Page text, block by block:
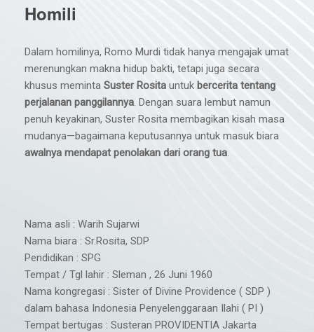
Homili
Dalam homilinya, Romo Murdi tidak hanya mengajak umat
merenungkan makna hidup bakti, tetapi juga secara
khusus meminta Suster Rosita untuk bercerita tentang
perjalanan panggilannya . Dengan suara lembut namun
penuh keyakinan, Suster Rosita membagikan kisah masa
mudanya—bagaimana keputusannya untuk masuk biara
awalnya mendapat penolakan dari orang tua
Nama asli : Warih Sujarwi
Nama biara : Sr.Rosita, SDP
Pendidikan : SPG
Tempat / Tgl lahir : Sleman , 26 Juni 1960
Nama kongregasi : Sister of Divine Providence ( SDP )
dalam bahasa Indonesia Penyelenggaraan Ilahi ( PI )
Tempat bertugas : Susteran PROVIDENTIA Jakarta